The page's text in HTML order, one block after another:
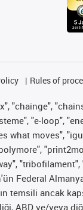
Rules of
"chainge",
"e-loop",
what moves",
Federal
temsili ancak
ABD ve/veya